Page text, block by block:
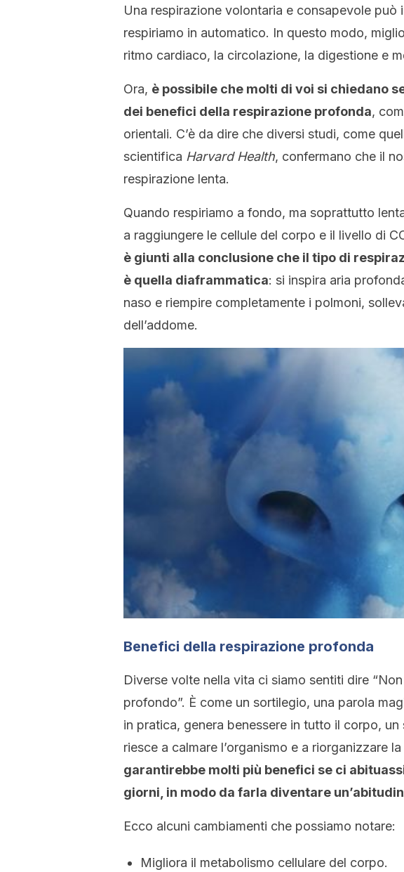
Una respirazione volontaria e consapevole può
respiriamo in automatico. In questo modo,
ritmo cardiaco, la circolazione, la digestione e
Ora, è possibile che molti di voi si chiedano
dei benefici della respirazione profonda,
orientali. C’è da dire che diversi studi, come
scientifica Harvard Health, confermano che il
respirazione lenta.
Quando respiriamo a fondo, ma soprattutto
a raggiungere le cellule del corpo e il livello di
è giunti alla conclusione che il tipo di
è quella diaframmatica: si inspira aria
naso e riempire completamente i polmoni,
dell’addome.
Benefici della respirazione profonda
Diverse volte nella vita ci siamo sentiti dire
profondo”. È come un sortilegio, una parola
in pratica, genera benessere in tutto il corpo,
riesce a calmare l’organismo e a riorganizzare la
garantirebbe molti più benefici se ci
giorni, in modo da farla diventare
Ecco alcuni cambiamenti che possiamo notare:
Migliora il metabolismo cellulare del corpo.